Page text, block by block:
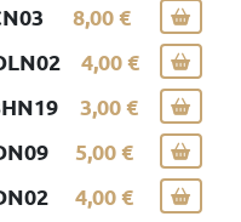
8,00 €
4,00 €
3,00 €
5,00 €
4,00 €